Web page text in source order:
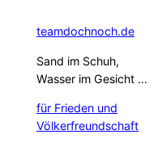
teamdochnoch.de
Sand im Schuh,
Wasser im Gesicht …
für Frieden und
Völkerfreundschaft